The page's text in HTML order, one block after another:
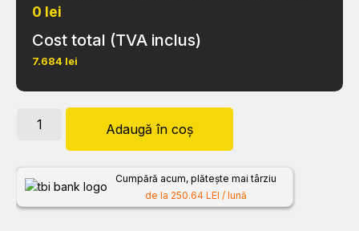
0 lei
Cost total (TVA inclus)
7.684 lei
Adaugă în coș
Cumpără acum, plătește mai târziu
de la 250.64 LEI / lună